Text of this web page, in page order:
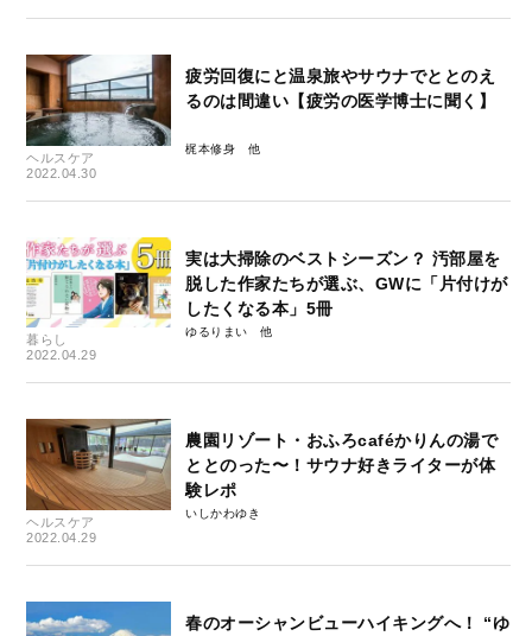
ヘルスケア
2022.04.30
疲労回復にと温泉旅やサウナでととのえ
るのは間違い【疲労の医学博士に聞く】
梶本修身
暮らし
2022.04.29
実は大掃除のベストシーズン？ 汚部屋を
脱した作家たちが選ぶ、GWに「片付けが
したくなる本」5冊
ゆるりまい
ヘルスケア
2022.04.29
農園リゾート・おふろcaféかりんの湯で
ととのった〜！サウナ好きライターが体
験レポ
いしかわゆき
春のオーシャンビューハイキングへ！ “ゆ